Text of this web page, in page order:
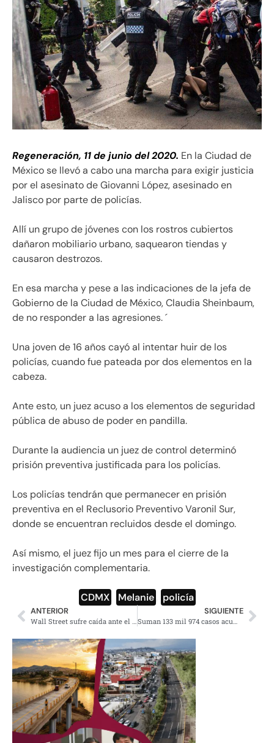
Regeneración, 11 de junio del 2020. En la Ciudad de
México se llevó a cabo una marcha para exigir justicia
por el asesinato de Giovanni López, asesinado en
Jalisco por parte de policías.
Allí un grupo de jóvenes con los rostros cubiertos
dañaron mobiliario urbano, saquearon tiendas y
causaron destrozos.
En esa marcha y pese a las indicaciones de la jefa de
Gobierno de la Ciudad de México, Claudia Sheinbaum,
de no responder a las agresiones. ´
Una joven de 16 años cayó al intentar huir de los
policías, cuando fue pateada por dos elementos en la
cabeza.
Ante esto, un juez acuso a los elementos de seguridad
pública de abuso de poder en pandilla.
Durante la audiencia un juez de control determinó
prisión preventiva justificada para los policías.
Los policías tendrán que permanecer en prisión
preventiva en el Reclusorio Preventivo Varonil Sur,
donde se encuentran recluidos desde el domingo.
Así mismo, el juez fijo un mes para el cierre de la
investigación complementaria.
CDMX Melanie policía
ANTERIOR
Wall Street sufre caída ante el temor de una segunda ola de contagios
SIGUIENTE
Suman 133 mil 974 casos acumulados y 15 mil 944 muertes: Salud